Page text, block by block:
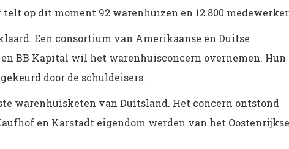
op dit moment 92 warenhuizen en 12.800
Een consortium van Amerikaanse en Duitse
BB Kapital wil het warenhuisconcern overnemen. Hun
door de schuldeisers.
warenhuisketen van Duitsland. Het concern ontstond
en Karstadt eigendom werden van het Oostenrijkse